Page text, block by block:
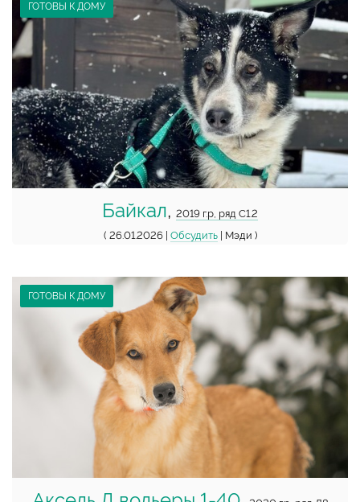
ГОТОВЫ К ДОМУ
Байкал, 2019 г.р, ряд С1.2
( 26.01.2026 | Обсудить| Мэди )
ГОТОВЫ К ДОМУ